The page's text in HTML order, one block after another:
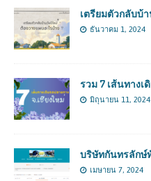
เตรียมตัวกลับบ้
ธันวาคม 1, 2024
รวม 7 เส้นทางเ
มิถุนายน 11, 2024
บริษัทกันทรลักษ์
เมษายน 7, 2024